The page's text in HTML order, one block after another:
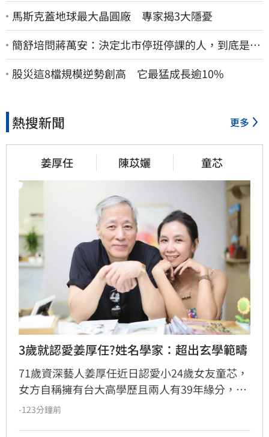
馬斯克蓋地球最大晶圓廠 專家揭3大隱憂
簡舒培問蔣萬安：決定北市停班停課的人，到底是台
北市長，還是氣象署？
股災這8檔規模逆勢創高 它最猛成長逾10%
熱搜新聞 更多
姜厚任 陳苡孋 童芯
3歲就認愛姜厚任?姓名學家：超出玄學範疇
71歲資深藝人姜厚任近日認愛小24歲女友童芯，
女方自稱擁有台大高學歷且兩人有39年緣分，引
發熱議。隨後女方過往背景遭網友起底，包括多
-123分鐘前